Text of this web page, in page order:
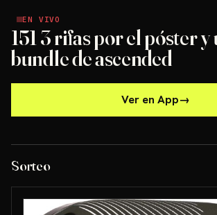
EN VIVO
EN VIVO
151 3 rifas por el póster y
bundle de ascended
Ver en App→
Sorteo